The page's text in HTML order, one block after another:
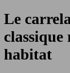
Le
habitat